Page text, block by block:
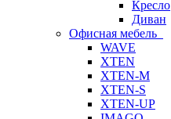
Кресло
Диван
Офисная мебель
WAVE
XTEN
XTEN-M
XTEN-S
XTEN-UP